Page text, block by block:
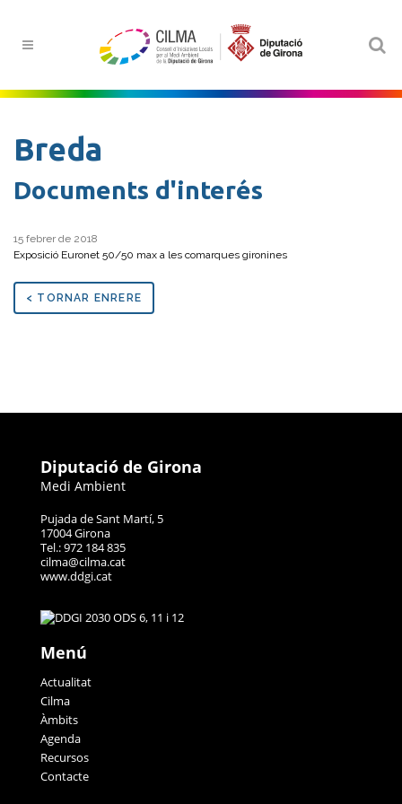
Breda
Documents d'interés
15 febrer de 2018
Exposició Euronet 50/50 max a les comarques gironines
< TORNAR ENRERE
Diputació de Girona
Medi Ambient
Pujada de Sant Martí, 5
17004 Girona
Tel.: 972 184 835
cilma@cilma.cat
www.ddgi.cat
Menú
Actualitat
Cilma
Àmbits
Agenda
Recursos
Contacte